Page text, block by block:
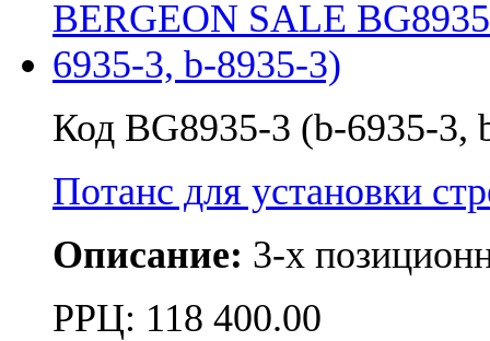
Код BG8935-3 (b-6935-3,
Потанс для установки
Описание: 3-х
РРЦ: 118 400.00